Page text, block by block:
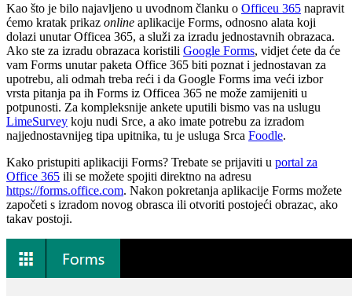
Kao što je bilo najavljeno u uvodnom članku o Officeu 365 napravit
ćemo kratak prikaz online aplikacije Forms, odnosno alata koji
dolazi unutar Officea 365, a služi za izradu jednostavnih obrazaca.
Ako ste za izradu obrazaca koristili Google Forms, vidjet ćete da će
vam Forms unutar paketa Office 365 biti poznat i jednostavan za
upotrebu, ali odmah treba reći i da Google Forms ima veći izbor
vrsta pitanja pa ih Forms iz Officea 365 ne može zamijeniti u
potpunosti. Za kompleksnije ankete uputili bismo vas na uslugu
LimeSurvey koju nudi Srce, a ako imate potrebu za izradom
najjednostavnijeg tipa upitnika, tu je usluga Srca Foodle.
Kako pristupiti aplikaciji Forms? Trebate se prijaviti u portal za
Office 365 ili se možete spojiti direktno na adresu
https://forms.office.com. Nakon pokretanja aplikacije Forms možete
započeti s izradom novog obrasca ili otvoriti postojeći obrazac, ako
takav postoji.